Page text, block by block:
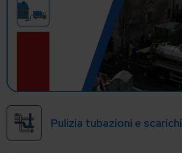
Pulizia tubazioni e scarichi